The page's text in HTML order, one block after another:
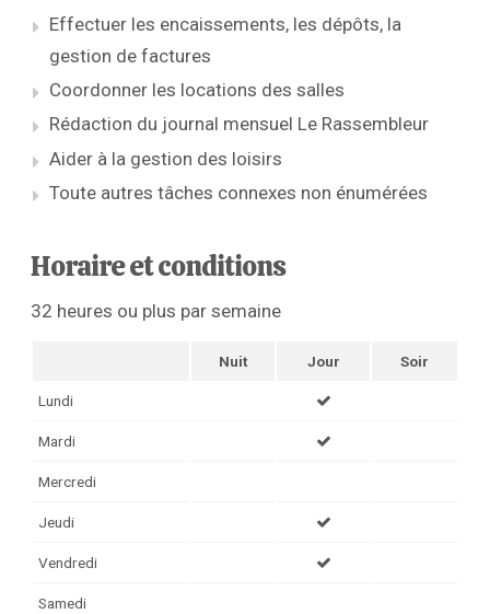
Effectuer les encaissements, les dépôts, la
gestion de factures
Coordonner les locations des salles
Rédaction du journal mensuel Le Rassembleur
Aider à la gestion des loisirs
Toute autres tâches connexes non énumérées
Horaire et conditions
32 heures ou plus par semaine
Nuit Jour Soir
Lundi
Mardi
Mercredi
Jeudi
Vendredi
Samedi